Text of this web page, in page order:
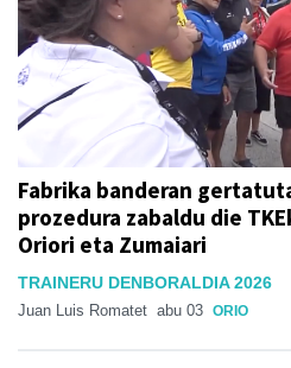
Fabrika banderan
prozedura zabaldu die
Oriori eta Zumaiari
TRAINERU DENBORALDIA 2026
Juan Luis Romatet abu 03 ORIO